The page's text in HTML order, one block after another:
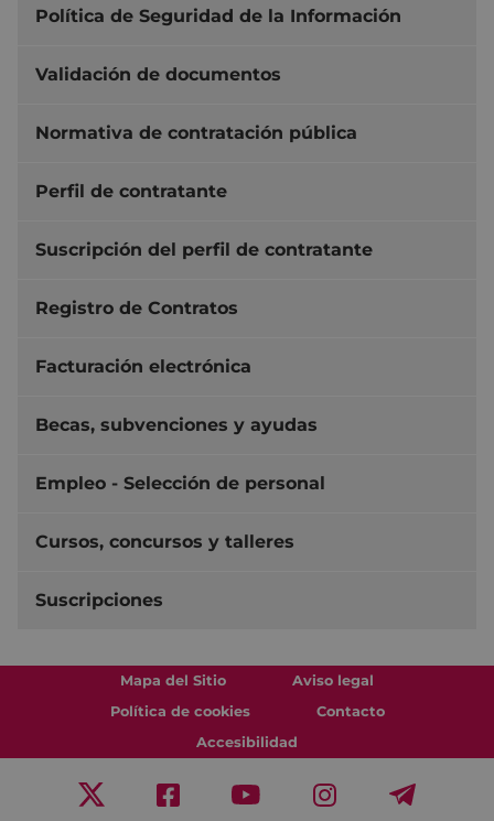
Política de Seguridad de la Información
Validación de documentos
Normativa de contratación pública
Perfil de contratante
Suscripción del perfil de contratante
Registro de Contratos
Facturación electrónica
Becas, subvenciones y ayudas
Empleo - Selección de personal
Cursos, concursos y talleres
Suscripciones
Mapa del Sitio
Aviso legal
Política de cookies
Contacto
Accesibilidad